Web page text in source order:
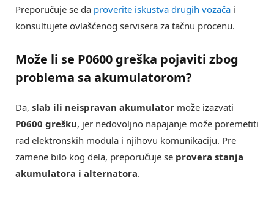
Preporučuje se da proverite iskustva drugih vozača i
konsultujete ovlašćenog servisera za tačnu procenu.
Može li se P0600 greška pojaviti zbog
problema sa akumulatorom?
Da, slab ili neispravan akumulator može izazvati
P0600 grešku, jer nedovoljno napajanje može poremetiti
rad elektronskih modula i njihovu komunikaciju. Pre
zamene bilo kog dela, preporučuje se provera stanja
akumulatora i alternatora.